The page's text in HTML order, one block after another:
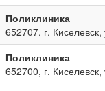
Поликлиника
652707, г.
Поликлиника
652700, г.